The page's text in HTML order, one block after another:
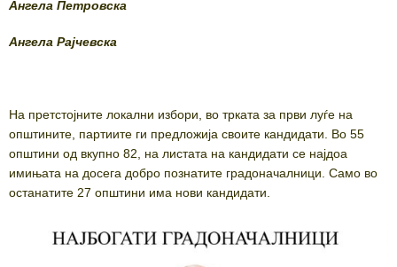
Ангела Петровска
Ангела Рајчевска
На претстојните локални избори, во трката за први луѓе на
општините, партиите ги предложија своите кандидати. Во 55
општини од вкупно 82, на листата на кандидати се најдоа
имињата на досега добро познатите градоначалници. Само во
останатите 27 општини има нови кандидати.